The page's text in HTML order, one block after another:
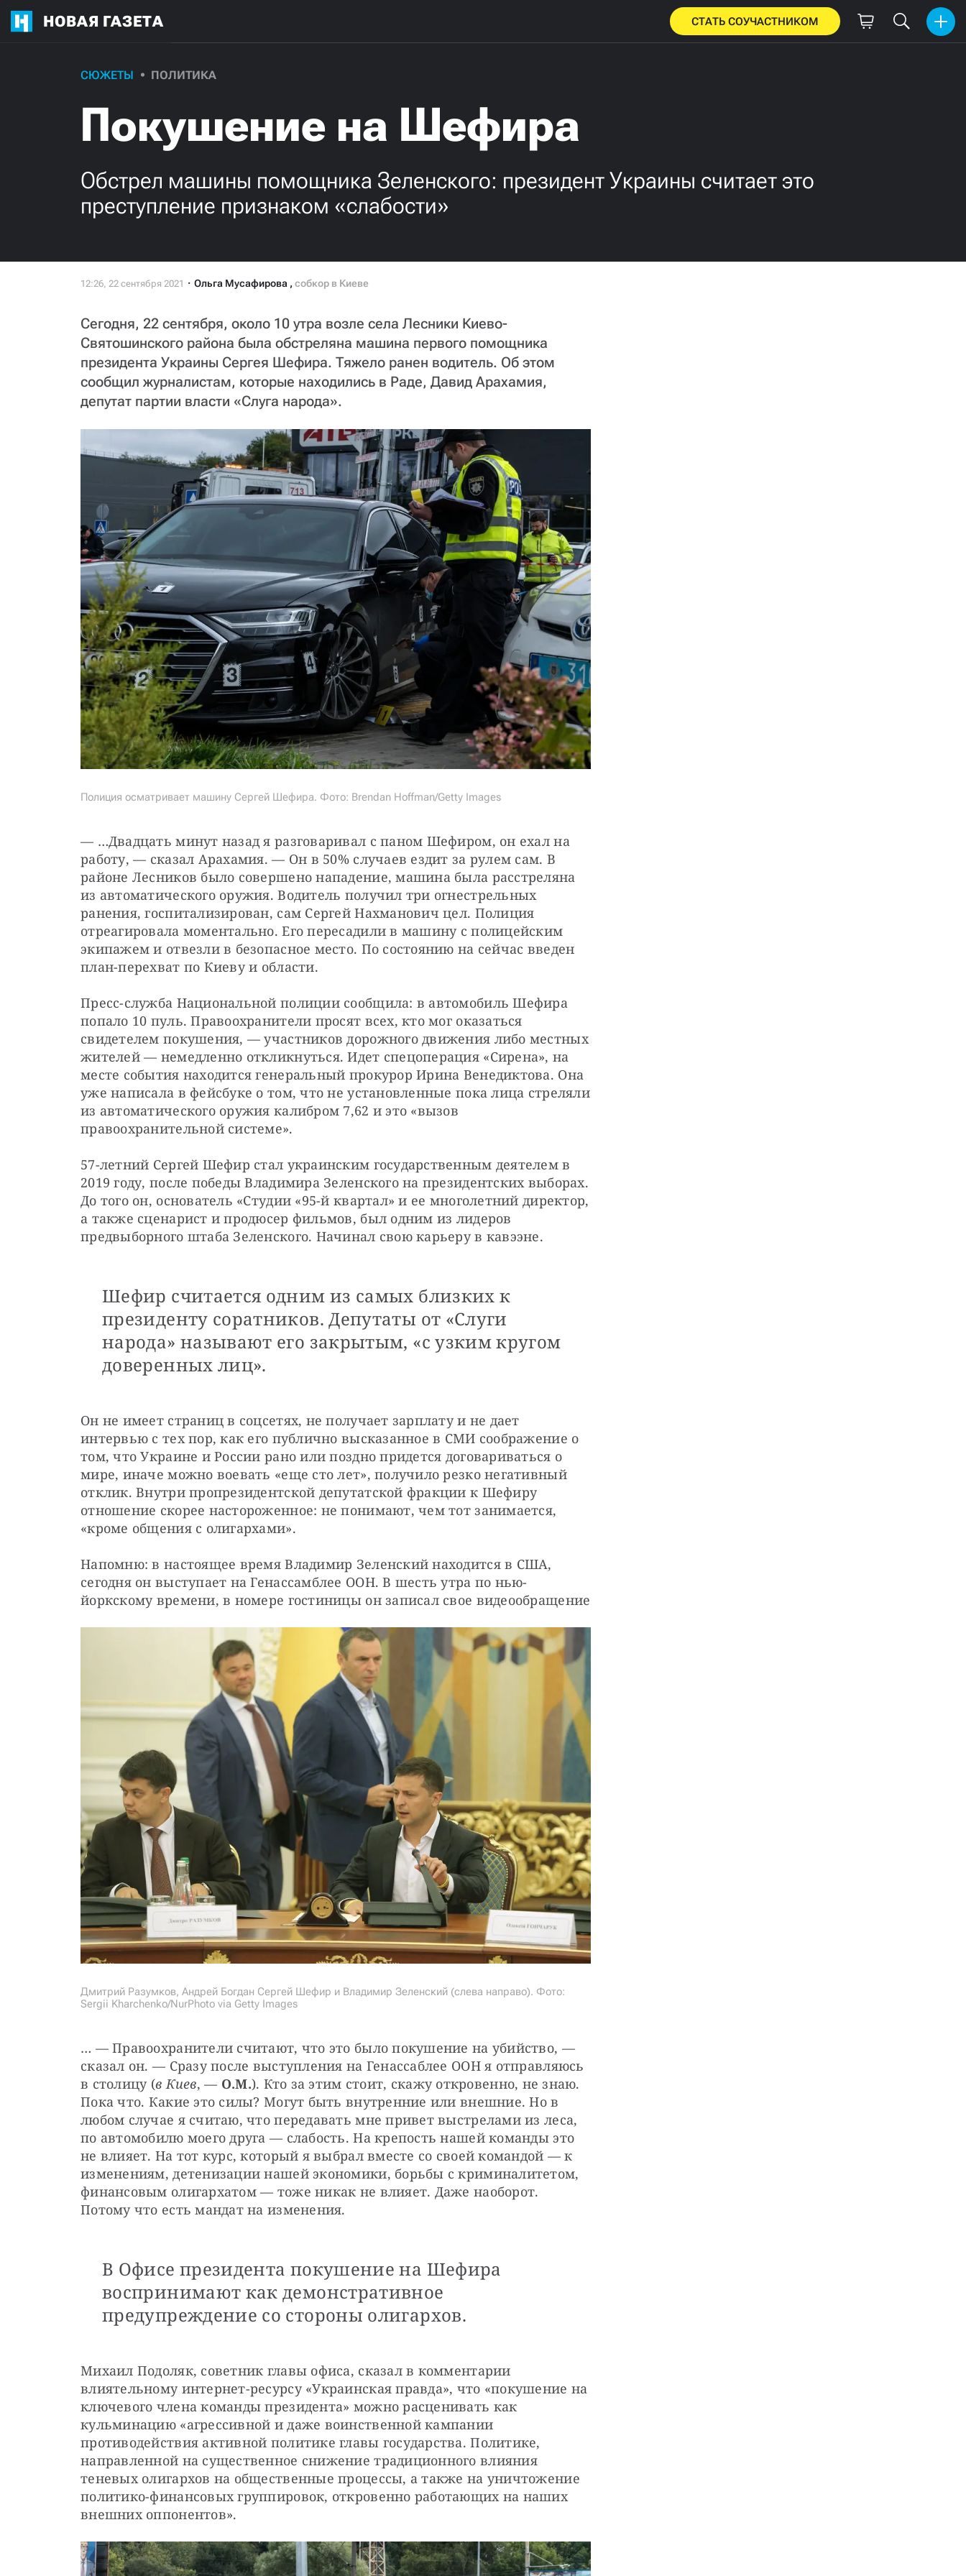
НОВАЯ ГАЗЕТА СТАТЬ СОУЧАСТНИКОМ
СЮЖЕТЫ ПОЛИТИКА
Покушение на Шефира
Обстрел машины помощника Зеленского: президент Украины считает это
преступление признаком «слабости»
Ольга Мусафирова , собкор в Киеве
Сегодня, 22 сентября, около 10 утра возле села Лесники Киево-
Святошинского района была обстреляна машина первого помощника
президента Украины Сергея Шефира. Тяжело ранен водитель. Об этом
сообщил журналистам, которые находились в Раде, Давид Арахамия,
депутат партии власти «Слуга народа».
Полиция осматривает машину Сергей Шефира. Фото: Brendan Hoffman/Getty Images
— …Двадцать минут назад я разговаривал с паном Шефиром, он ехал на
работу, — сказал Арахамия. — Он в 50% случаев ездит за рулем сам. В
районе Лесников было совершено нападение, машина была расстреляна
из автоматического оружия. Водитель получил три огнестрельных
ранения, госпитализирован, сам Сергей Нахманович цел. Полиция
отреагировала моментально. Его пересадили в машину с полицейским
экипажем и отвезли в безопасное место. По состоянию на сейчас введен
план-перехват по Киеву и области.
Пресс-служба Национальной полиции сообщила: в автомобиль Шефира
попало 10 пуль. Правоохранители просят всех, кто мог оказаться
свидетелем покушения, — участников дорожного движения либо местных
жителей — немедленно откликнуться. Идет спецоперация «Сирена», на
месте события находится генеральный прокурор Ирина Венедиктова. Она
уже написала в фейсбуке о том, что не установленные пока лица стреляли
из автоматического оружия калибром 7,62 и это «вызов
правоохранительной системе».
57-летний Сергей Шефир стал украинским государственным деятелем в
2019 году, после победы Владимира Зеленского на президентских выборах.
До того он, основатель «Студии «95-й квартал» и ее многолетний директор,
а также сценарист и продюсер фильмов, был одним из лидеров
предвыборного штаба Зеленского. Начинал свою карьеру в кавээне.
Шефир считается одним из самых близких к
президенту соратников. Депутаты от «Слуги
народа» называют его закрытым, «с узким кругом
доверенных лиц».
Он не имеет страниц в соцсетях, не получает зарплату и не дает
интервью с тех пор, как его публично высказанное в СМИ соображение о
том, что Украине и России рано или поздно придется договариваться о
мире, иначе можно воевать «еще сто лет», получило резко негативный
отклик. Внутри пропрезидентской депутатской фракции к Шефиру
отношение скорее настороженное: не понимают, чем тот занимается,
«кроме общения с олигархами».
Напомню: в настоящее время Владимир Зеленский находится в США,
сегодня он выступает на Генассамблее ООН. В шесть утра по нью-
йоркскому времени, в номере гостиницы он записал свое видеообращение
Дмитрий Разумков, Андрей Богдан Сергей Шефир и Владимир Зеленский (слева направо). Фото:
Sergii Kharchenko/NurPhoto via Getty Images
… — Правоохранители считают, что это было покушение на убийство, —
сказал он. — Сразу после выступления на Генассаблее ООН я отправляюсь
в столицу (в Киев, — О.М.). Кто за этим стоит, скажу откровенно, не знаю.
Пока что. Какие это силы? Могут быть внутренние или внешние. Но в
любом случае я считаю, что передавать мне привет выстрелами из леса,
по автомобилю моего друга — слабость. На крепость нашей команды это
не влияет. На тот курс, который я выбрал вместе со своей командой — к
изменениям, детенизации нашей экономики, борьбы с криминалитетом,
финансовым олигархатом — тоже никак не влияет. Даже наоборот.
Потому что есть мандат на изменения.
В Офисе президента покушение на Шефира
воспринимают как демонстративное
предупреждение со стороны олигархов.
Михаил Подоляк, советник главы офиса, сказал в комментарии
влиятельному интернет-ресурсу «Украинская правда», что «покушение на
ключевого члена команды президента» можно расценивать как
кульминацию «агрессивной и даже воинственной кампании
противодействия активной политике главы государства. Политике,
направленной на существенное снижение традиционного влияния
теневых олигархов на общественные процессы, а также на уничтожение
политико-финансовых группировок, откровенно работающих на наших
внешних оппонентов».